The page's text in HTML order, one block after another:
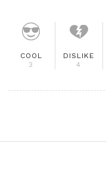
COOL
3
DISLIKE
4